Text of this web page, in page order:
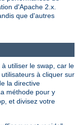
d'Apache 2.x.
que d'autres
utiliser le swap, car le
à cliquer sur
la directive
méthode pour y
, et divisez votre